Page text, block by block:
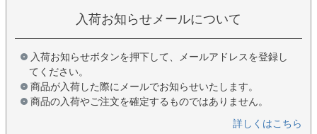
入荷お知らせメールについて
入荷お知らせボタンを押下して、メールアドレスを登録し
てください。
商品が入荷した際にメールでお知らせいたします。
商品の入荷やご注文を確定するものではありません。
詳しくはこちら